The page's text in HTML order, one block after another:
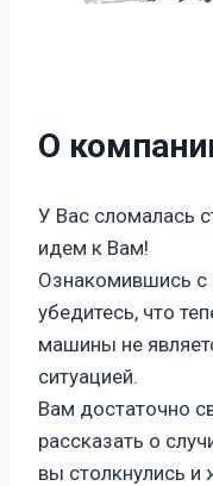
О
У Вас сломалась
идем к Вам!
Ознакомившись с
убедитесь, что
машины не
ситуацией.
Вам достаточно
рассказать о
вы столкнулись